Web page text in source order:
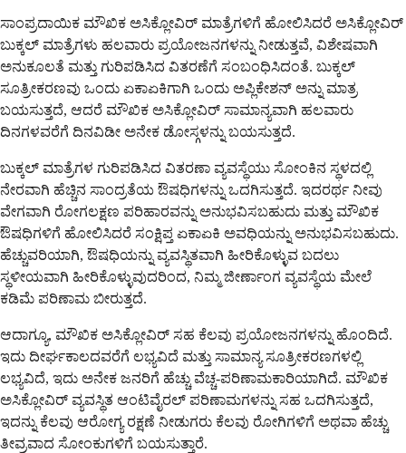
ಸಾಂಪ್ರದಾಯಿಕ ಮೌಖಿಕ ಅಸಿಕ್ಲೋವಿರ್ ಮಾತ್ರೆಗಳಿಗೆ ಹೋಲಿಸಿದರೆ ಅಸಿಕ್ಲೋವಿರ್
ಬುಕ್ಕಲ್ ಮಾತ್ರೆಗಳು ಹಲವಾರು ಪ್ರಯೋಜನಗಳನ್ನು ನೀಡುತ್ತವೆ, ವಿಶೇಷವಾಗಿ
ಅನುಕೂಲತೆ ಮತ್ತು ಗುರಿಪಡಿಸಿದ ವಿತರಣೆಗೆ ಸಂಬಂಧಿಸಿದಂತೆ. ಬುಕ್ಕಲ್
ಸೂತ್ರೀಕರಣವು ಒಂದು ಏಕಾಏಕಿಗಾಗಿ ಒಂದು ಅಪ್ಲಿಕೇಶನ್ ಅನ್ನು ಮಾತ್ರ
ಬಯಸುತ್ತದೆ, ಆದರೆ ಮೌಖಿಕ ಅಸಿಕ್ಲೋವಿರ್ ಸಾಮಾನ್ಯವಾಗಿ ಹಲವಾರು
ದಿನಗಳವರೆಗೆ ದಿನವಿಡೀ ಅನೇಕ ಡೋಸ್ಗಳನ್ನು ಬಯಸುತ್ತದೆ.
ಬುಕ್ಕಲ್ ಮಾತ್ರೆಗಳ ಗುರಿಪಡಿಸಿದ ವಿತರಣಾ ವ್ಯವಸ್ಥೆಯು ಸೋಂಕಿನ ಸ್ಥಳದಲ್ಲಿ
ನೇರವಾಗಿ ಹೆಚ್ಚಿನ ಸಾಂದ್ರತೆಯ ಔಷಧಿಗಳನ್ನು ಒದಗಿಸುತ್ತದೆ. ಇದರರ್ಥ ನೀವು
ವೇಗವಾಗಿ ರೋಗಲಕ್ಷಣ ಪರಿಹಾರವನ್ನು ಅನುಭವಿಸಬಹುದು ಮತ್ತು ಮೌಖಿಕ
ಔಷಧಿಗಳಿಗೆ ಹೋಲಿಸಿದರೆ ಸಂಕ್ಷಿಪ್ತ ಏಕಾಏಕಿ ಅವಧಿಯನ್ನು ಅನುಭವಿಸಬಹುದು.
ಹೆಚ್ಚುವರಿಯಾಗಿ, ಔಷಧಿಯನ್ನು ವ್ಯವಸ್ಥಿತವಾಗಿ ಹೀರಿಕೊಳ್ಳುವ ಬದಲು
ಸ್ಥಳೀಯವಾಗಿ ಹೀರಿಕೊಳ್ಳುವುದರಿಂದ, ನಿಮ್ಮ ಜೀರ್ಣಾಂಗ ವ್ಯವಸ್ಥೆಯ ಮೇಲೆ
ಕಡಿಮೆ ಪರಿಣಾಮ ಬೀರುತ್ತದೆ.
ಆದಾಗ್ಯೂ, ಮೌಖಿಕ ಅಸಿಕ್ಲೋವಿರ್ ಸಹ ಕೆಲವು ಪ್ರಯೋಜನಗಳನ್ನು ಹೊಂದಿದೆ.
ಇದು ದೀರ್ಘಕಾಲದವರೆಗೆ ಲಭ್ಯವಿದೆ ಮತ್ತು ಸಾಮಾನ್ಯ ಸೂತ್ರೀಕರಣಗಳಲ್ಲಿ
ಲಭ್ಯವಿದೆ, ಇದು ಅನೇಕ ಜನರಿಗೆ ಹೆಚ್ಚು ವೆಚ್ಚ-ಪರಿಣಾಮಕಾರಿಯಾಗಿದೆ. ಮೌಖಿಕ
ಅಸಿಕ್ಲೋವಿರ್ ವ್ಯವಸ್ಥಿತ ಆಂಟಿವೈರಲ್ ಪರಿಣಾಮಗಳನ್ನು ಸಹ ಒದಗಿಸುತ್ತದೆ,
ಇದನ್ನು ಕೆಲವು ಆರೋಗ್ಯ ರಕ್ಷಣೆ ನೀಡುಗರು ಕೆಲವು ರೋಗಿಗಳಿಗೆ ಅಥವಾ ಹೆಚ್ಚು
ತೀವ್ರವಾದ ಸೋಂಕುಗಳಿಗೆ ಬಯಸುತ್ತಾರೆ.